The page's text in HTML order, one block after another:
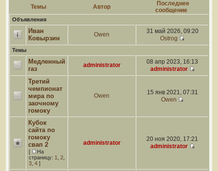
Темы Автор
Последнее
сообщение
Объявления
Иван
Ковырзин
Owen
31 май 2026, 09:20
Ostrog
Темы
Медленный
газ
administrator
08 апр 2023, 16:13
administrator
Третий
чемпионат
мира по
заочному
гомоку
Owen
15 янв 2021, 07:31
Owen
Кубок
сайта по
гомоку
свап 2
[
На
страницу: 1 2
3 4 ]
administrator
20 ноя 2020, 17:21
administrator